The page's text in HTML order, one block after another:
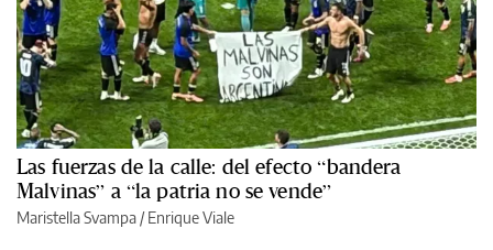
Las fuerzas de la calle: del efecto “bandera
Malvinas” a “la patria no se vende”
Maristella Svampa /Enrique Viale